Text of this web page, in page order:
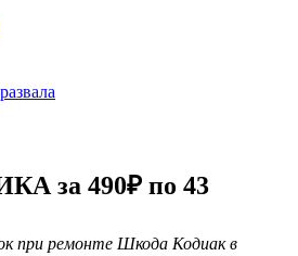
за 490₽ по 43
при ремонте Шкода Кодиак в